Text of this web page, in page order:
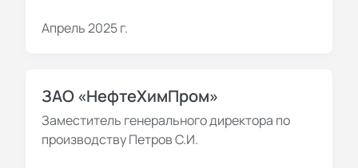
Апрель 2025 г.
ЗАО «НефтеХимПром»
Заместитель генерального директора по
производству Петров С.И.